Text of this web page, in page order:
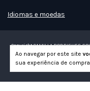
Ao navegar por este site
sua experiência de
Idiomas e moedas
Copyright CAMILLA RODRIGUES